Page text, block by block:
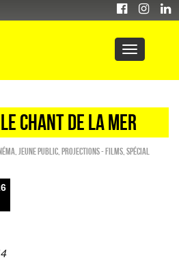
CHANT DE LA MER
Jeune public PROJECTIONS - FILMS Spécial